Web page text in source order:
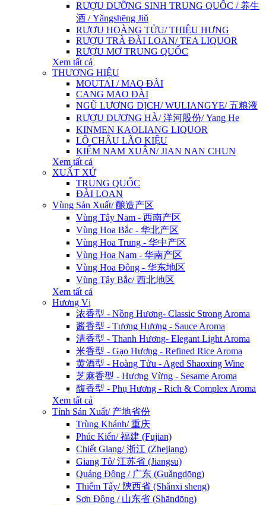
RƯỢU DƯỠNG SINH TRUNG QUỐC / 养生
酒 / Yǎngshēng Jiǔ
RƯỢU HOÀNG TỬU/ THIỆU HƯNG
RƯỢU TRÀ ĐÀI LOAN/ TEA LIQUOR
RƯỢU MƠ TRUNG QUỐC
Xem tất cả
THƯƠNG HIỆU
MOUTAI / MAO ĐÀI
CANG MAO ĐÀI
NGŨ LƯƠNG DỊCH/ WULIANGYE/ 五粮液
RƯỢU DƯƠNG HÀ/ 洋河股份/ Yang He
KINMEN KAOLIANG LIQUOR
LÔ CHÂU LÃO KIỆU
KIẾM NAM XUÂN/ JIAN NAN CHUN
Xem tất cả
XUẤT XỨ
TRUNG QUỐC
ĐÀI LOAN
Vùng Sản Xuất/ 酿造产区
Vùng Tây Nam - 西南产区
Vùng Hoa Bắc - 华北产区
Vùng Hoa Trung - 华中产区
Vùng Hoa Nam - 华南产区
Vùng Hoa Đông - 华东地区
Vùng Tây Bắc/ 西北地区
Xem tất cả
Hương Vị
浓香型 - Nồng Hương- Classic Strong Aroma
酱香型 - Tương Hương - Sauce Aroma
清香型 - Thanh Hương- Elegant Light Aroma
米香型 - Gạo Hương - Refined Rice Aroma
黄酒型 - Hoàng Tửu - Aged Shaoxing Wine
芝麻香型 - Hương Vừng - Sesame Aroma
馥香型 - Phụ Hương - Rich & Complex Aroma
Xem tất cả
Tỉnh Sản Xuất/ 产地省份
Trùng Khánh/ 重庆
Phúc Kiến/ 福建 (Fujian)
Chiết Giang/ 浙江 (Zhejiang)
Giang Tô/ 江苏省 (Jiangsu)
Quảng Đông / 广东 (Guǎngdōng)
Thiểm Tây/ 陝西省 (Shǎnxī sheng)
Sơn Đông / 山东省 (Shāndōng)